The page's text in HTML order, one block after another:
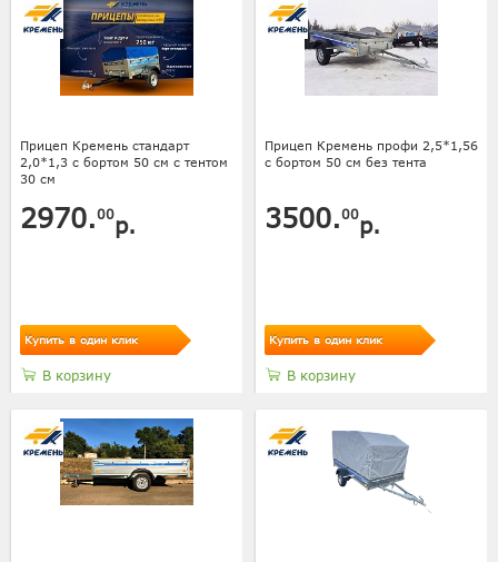
Прицеп Кремень стандарт
2,0*1,3 с бортом 50 см с тентом
30 см
2970.00р.
Купить в один клик
В корзину
Прицеп Кремень профи 2,5*1,56
с бортом 50 см без тента
3500.00р.
Купить в один клик
В корзину